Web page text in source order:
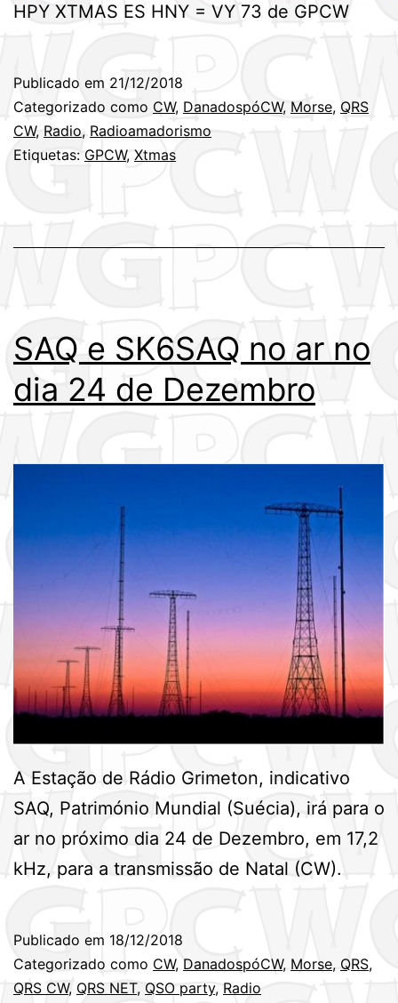
HPY XTMAS ES HNY = VY 73 de GPCW
Publicado em 21/12/2018
Categorizado como CW, DanadospóCW, Morse, QRS
CW, Radio, Radioamadorismo
Etiquetas: GPCW, Xtmas
SAQ e SK6SAQ no ar no
dia 24 de Dezembro
A Estação de Rádio Grimeton, indicativo
SAQ, Património Mundial (Suécia), irá para o
ar no próximo dia 24 de Dezembro, em 17,2
kHz, para a transmissão de Natal (CW).
Publicado em 18/12/2018
Categorizado como CW, DanadospóCW, Morse, QRS,
QRS CW, QRS NET, QSO party, Radio